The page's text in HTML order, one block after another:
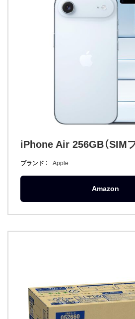
iPhone Air 256GB（SIMフ
ブランド Apple
Amazon